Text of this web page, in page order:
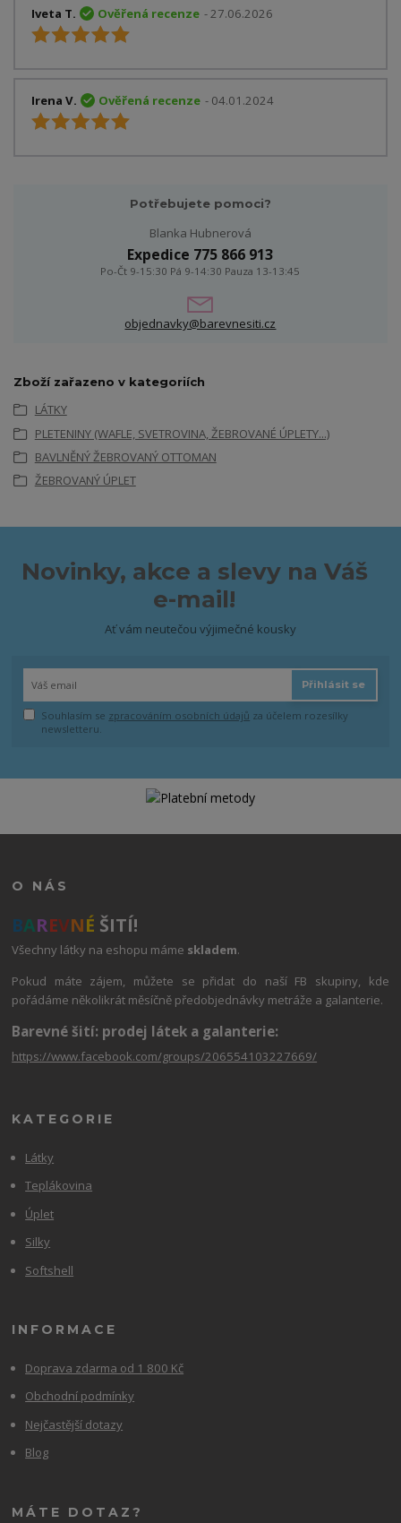
Iveta T. Ověřená recenze - 27.06.2026
Irena V. Ověřená recenze - 04.01.2024
Potřebujete pomoci?
Blanka Hubnerová
Expedice 775 866 913
Po-Čt 9-15:30 Pá 9-14:30 Pauza 13-13:45
objednavky@barevnesiti.cz
Zboží zařazeno v kategoriích
LÁTKY
PLETENINY (WAFLE, SVETROVINA, ŽEBROVANÉ ÚPLETY...)
BAVLNĚNÝ ŽEBROVANÝ OTTOMAN
ŽEBROVANÝ ÚPLET
Novinky, akce a slevy na Váš
e-mail!
Ať vám neutečou výjimečné kousky
Přihlásit se
Souhlasím se zpracováním osobních údajů za účelem rozesílky
newsletteru.
O NÁS
BAREVNÉ ŠITÍ!
Všechny látky na eshopu máme skladem.
Pokud máte zájem, můžete se přidat do naší FB skupiny, kde
pořádáme několikrát měsíčně předobjednávky metráže a galanterie.
Barevné šití: prodej látek a galanterie:
https://www.facebook.com/groups/206554103227669/
KATEGORIE
Látky
Teplákovina
Úplet
Silky
Softshell
INFORMACE
Doprava zdarma od 1 800 Kč
Obchodní podmínky
Nejčastější dotazy
Blog
MÁTE DOTAZ?